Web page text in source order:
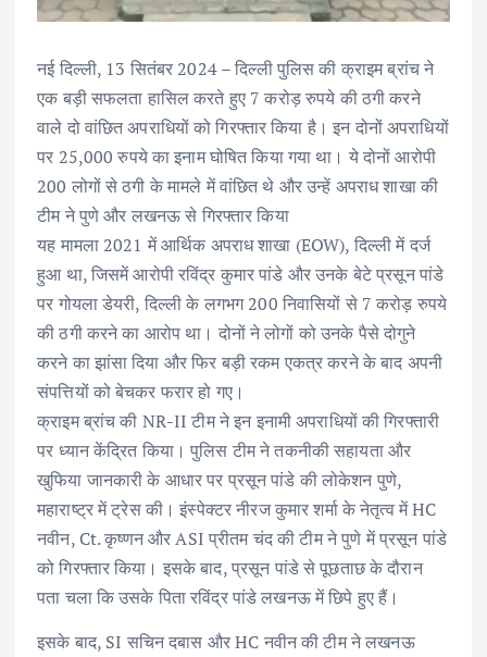
नई दिल्ली, 13 सितंबर 2024 – दिल्ली पुलिस की क्राइम ब्रांच ने
एक बड़ी सफलता हासिल करते हुए 7 करोड़ रुपये की ठगी करने
वाले दो वांछित अपराधियों को गिरफ्तार किया है। इन दोनों अपराधियों
पर 25,000 रुपये का इनाम घोषित किया गया था। ये दोनों आरोपी
200 लोगों से ठगी के मामले में वांछित थे और उन्हें अपराध शाखा की
टीम ने पुणे और लखनऊ से गिरफ्तार किया
यह मामला 2021 में आर्थिक अपराध शाखा (EOW), दिल्ली में दर्ज
हुआ था, जिसमें आरोपी रविंद्र कुमार पांडे और उनके बेटे प्रसून पांडे
पर गोयला डेयरी, दिल्ली के लगभग 200 निवासियों से 7 करोड़ रुपये
की ठगी करने का आरोप था। दोनों ने लोगों को उनके पैसे दोगुने
करने का झांसा दिया और फिर बड़ी रकम एकत्र करने के बाद अपनी
संपत्तियों को बेचकर फरार हो गए।
क्राइम ब्रांच की NR-II टीम ने इन इनामी अपराधियों की गिरफ्तारी
पर ध्यान केंद्रित किया। पुलिस टीम ने तकनीकी सहायता और
खुफिया जानकारी के आधार पर प्रसून पांडे की लोकेशन पुणे,
महाराष्ट्र में ट्रेस की। इंस्पेक्टर नीरज कुमार शर्मा के नेतृत्व में HC
नवीन, Ct. कृष्णन और ASI प्रीतम चंद की टीम ने पुणे में प्रसून पांडे
को गिरफ्तार किया। इसके बाद, प्रसून पांडे से पूछताछ के दौरान
पता चला कि उसके पिता रविंद्र पांडे लखनऊ में छिपे हुए हैं।
इसके बाद, SI सचिन दबास और HC नवीन की टीम ने लखनऊ